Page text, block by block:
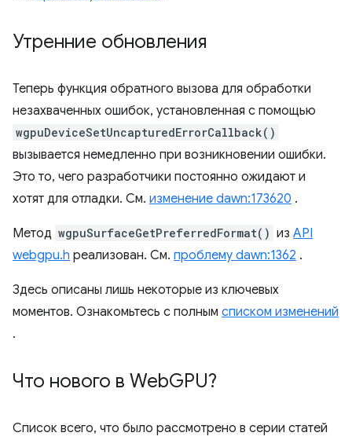
Утренние обновления
Теперь функция обратного вызова для обработки
незахваченных ошибок, установленная с помощью
wgpuDeviceSetUncapturedErrorCallback()
вызывается немедленно при возникновении ошибки.
Это то, чего разработчики постоянно ожидают и
хотят для отладки. См. изменение dawn:173620 .
Метод wgpuSurfaceGetPreferredFormat() из API
webgpu.h реализован. См. проблему dawn:1362 .
Здесь описаны лишь некоторые из ключевых
моментов. Ознакомьтесь с полным списком изменений
.
Что нового в WebGPU?
Список всего, что было рассмотрено в серии статей